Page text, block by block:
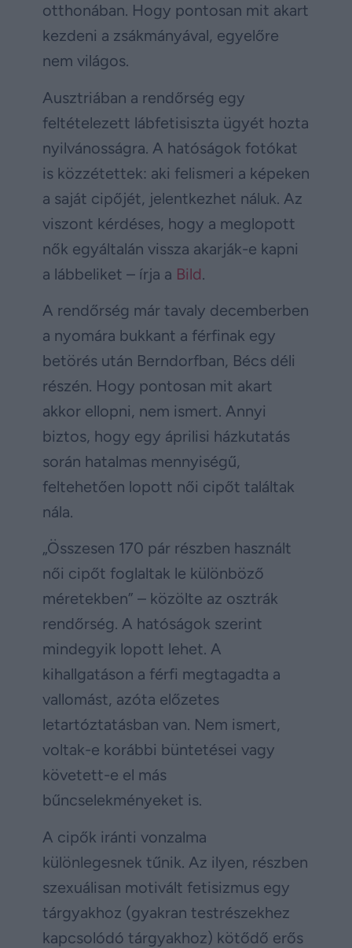
otthonában. Hogy pontosan mit akart
kezdeni a zsákmányával, egyelőre
nem világos.
Ausztriában a rendőrség egy
feltételezett lábfetisiszta ügyét hozta
nyilvánosságra. A hatóságok fotókat
is közzétettek: aki felismeri a képeken
a saját cipőjét, jelentkezhet náluk. Az
viszont kérdéses, hogy a meglopott
nők egyáltalán vissza akarják-e kapni
a lábbeliket – írja a Bild.
A rendőrség már tavaly decemberben
a nyomára bukkant a férfinak egy
betörés után Berndorfban, Bécs déli
részén. Hogy pontosan mit akart
akkor ellopni, nem ismert. Annyi
biztos, hogy egy áprilisi házkutatás
során hatalmas mennyiségű,
feltehetően lopott női cipőt találtak
nála.
„Összesen 170 pár részben használt
női cipőt foglaltak le különböző
méretekben” – közölte az osztrák
rendőrség. A hatóságok szerint
mindegyik lopott lehet. A
kihallgatáson a férfi megtagadta a
vallomást, azóta előzetes
letartóztatásban van. Nem ismert,
voltak-e korábbi büntetései vagy
követett-e el más
bűncselekményeket is.
A cipők iránti vonzalma
különlegesnek tűnik. Az ilyen, részben
szexuálisan motivált fetisizmus egy
tárgyakhoz (gyakran testrészekhez
kapcsolódó tárgyakhoz) kötődő erős